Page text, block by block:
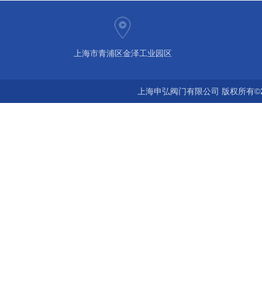
上海市青浦区金泽工业园区
上海申弘阀门有限公司 版权所有